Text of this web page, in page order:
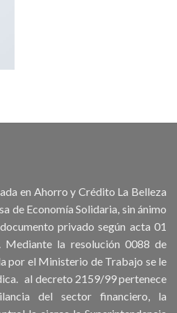
en Ahorro y Crédito La Belleza
de Economía Solidaria, sin ánimo
privado según acta 01
la resolución 0088 de
por el Ministerio de Trabajo se le
al decreto 2159/99 pertenece
del sector financiero, la